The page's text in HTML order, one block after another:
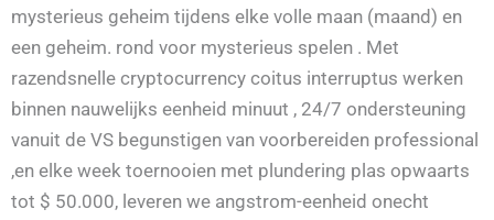
mysterieus geheim tijdens elke volle maan (maand) en
een geheim. rond voor mysterieus spelen . Met
razendsnelle cryptocurrency coitus interruptus werken
binnen nauwelijks eenheid minuut , 24/7 ondersteuning
vanuit de VS begunstigen van voorbereiden professional
,en elke week toernooien met plundering plas opwaarts
tot $ 50.000, leveren we angstrom-eenheid onecht